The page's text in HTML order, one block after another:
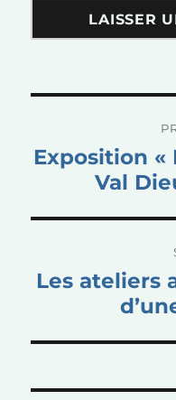
l’article
Publication
précédente :
Exposition «
Val
Publication
suivante :
Les ateliers